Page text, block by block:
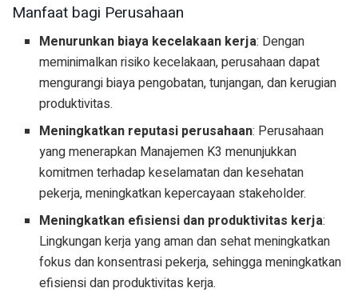
Manfaat bagi Perusahaan
Menurunkan biaya kecelakaan kerja: Dengan
meminimalkan risiko kecelakaan, perusahaan dapat
mengurangi biaya pengobatan, tunjangan, dan kerugian
produktivitas.
Meningkatkan reputasi perusahaan: Perusahaan
yang menerapkan Manajemen K3 menunjukkan
komitmen terhadap keselamatan dan kesehatan
pekerja, meningkatkan kepercayaan stakeholder.
Meningkatkan efisiensi dan produktivitas kerja:
Lingkungan kerja yang aman dan sehat meningkatkan
fokus dan konsentrasi pekerja, sehingga meningkatkan
efisiensi dan produktivitas kerja.